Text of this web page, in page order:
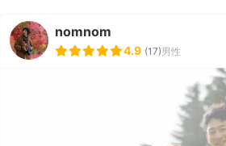
nomnom
4.9 (17)男性